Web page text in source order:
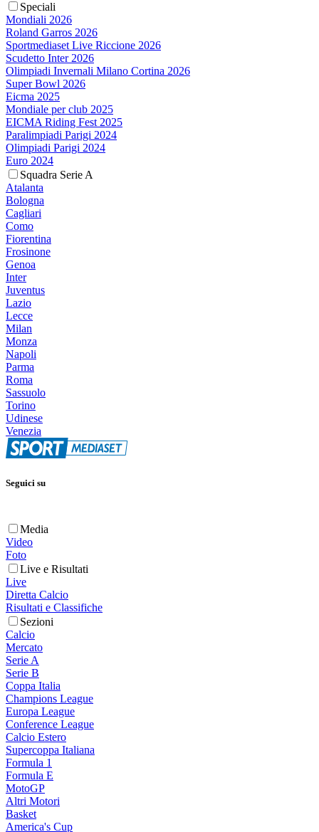
Speciali
Mondiali 2026
Roland Garros 2026
Sportmediaset Live Riccione 2026
Scudetto Inter 2026
Olimpiadi Invernali Milano Cortina 2026
Super Bowl 2026
Eicma 2025
Mondiale per club 2025
EICMA Riding Fest 2025
Paralimpiadi Parigi 2024
Olimpiadi Parigi 2024
Euro 2024
Squadra Serie A
Atalanta
Bologna
Cagliari
Como
Fiorentina
Frosinone
Genoa
Inter
Juventus
Lazio
Lecce
Milan
Monza
Napoli
Parma
Roma
Sassuolo
Torino
Udinese
Venezia
Seguici su
Media
Video
Foto
Live e Risultati
Live
Diretta Calcio
Risultati e Classifiche
Sezioni
Calcio
Mercato
Serie A
Serie B
Coppa Italia
Champions League
Europa League
Conference League
Calcio Estero
Supercoppa Italiana
Formula 1
Formula E
MotoGP
Altri Motori
Basket
America's Cup